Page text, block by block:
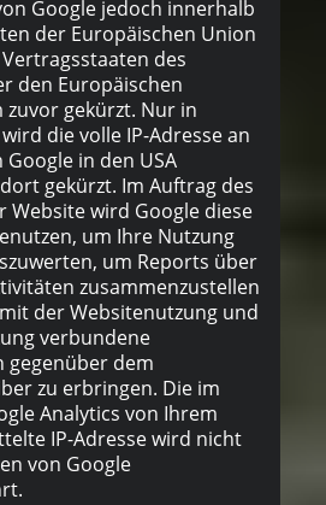
Google jedoch innerhalb
der Europäischen Union
des
den Europäischen
gekürzt. Nur in
die volle IP-Adresse an
in den USA
gekürzt. Im Auftrag des
Website wird Google diese
um Ihre Nutzung
um Reports über
zusammenzustellen
der Websitenutzung und
verbundene
gegenüber dem
zu erbringen. Die im
Analytics von Ihrem
IP-Adresse wird nicht
von Google